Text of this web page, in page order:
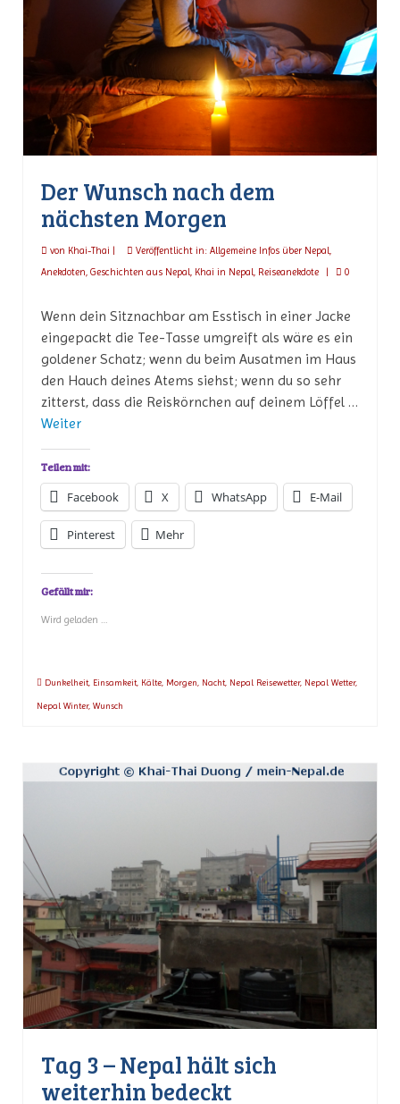
Der Wunsch nach dem
nächsten Morgen
von Khai-Thai | Veröffentlicht in: Allgemeine Infos über Nepal,
Anekdoten, Geschichten aus Nepal, Khai in Nepal, Reiseanekdote | 0
Wenn dein Sitznachbar am Esstisch in einer Jacke
eingepackt die Tee-Tasse umgreift als wäre es ein
goldener Schatz; wenn du beim Ausatmen im Haus
den Hauch deines Atems siehst; wenn du so sehr
zitterst, dass die Reiskörnchen auf deinem Löffel …
Weiter
Teilen mit:
Facebook X WhatsApp E-Mail
Pinterest Mehr
Gefällt mir:
Wird geladen …
Dunkelheit Einsamkeit Kälte Morgen Nacht Nepal Reisewetter, Nepal Wetter,
Nepal Winter, Wunsch
Tag 3 – Nepal hält sich
weiterhin bedeckt